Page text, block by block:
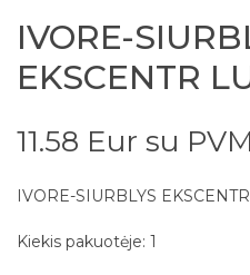
IVORE-
EKSCENTR
11.58 Eur su PVM
IVORE-SIURBLYS
Kiekis pakuotėje: 1